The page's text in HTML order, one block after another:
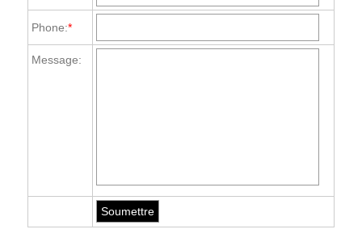
Phone:*
Message: